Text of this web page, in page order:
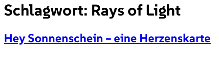
Schlagwort: Rays of Light
Hey Sonnenschein – eine Herzenskarte